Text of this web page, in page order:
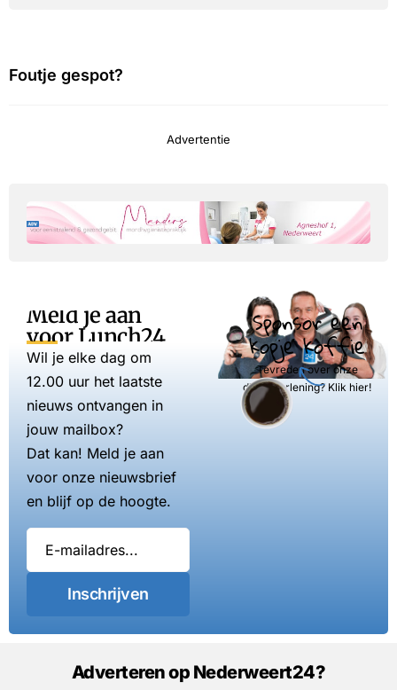
Foutje gespot?
Advertentie
Meld je aan
voor Lunch24
Wil je elke dag om
12.00 uur het laatste
nieuws ontvangen in
jouw mailbox?
Dat kan! Meld je aan
voor onze nieuwsbrief
en blijf op de hoogte.
Inschrijven
Sponsor een
kopje koffie
Tevreden over onze
dienstverlening? Klik hier!
Adverteren op Nederweert24?